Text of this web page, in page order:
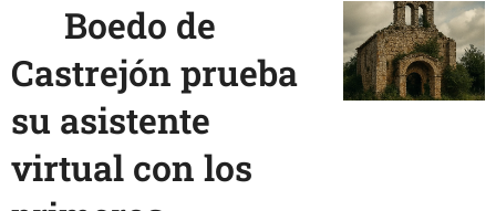
Boedo de
Castrejón prueba
su asistente
virtual con los